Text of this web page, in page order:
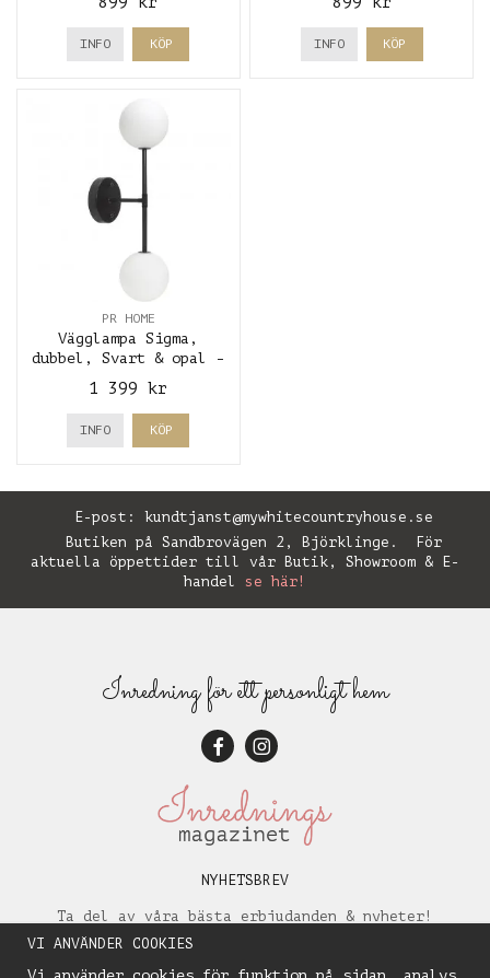
INFO KÖP INFO KÖP
PR HOME
Vägglampa Sigma,
dubbel, Svart & opal -
Pr Home
1 399 kr
INFO KÖP
E-post: kundtjanst@mywhitecountryhouse.se
Butiken på Sandbrovägen 2, Björklinge. För
aktuella öppettider till vår Butik, Showroom & E-
handel se här!
Inredning för ett personligt hem
NYHETSBREV
Ta del av våra bästa erbjudanden & nyheter!
VI ANVÄNDER COOKIES